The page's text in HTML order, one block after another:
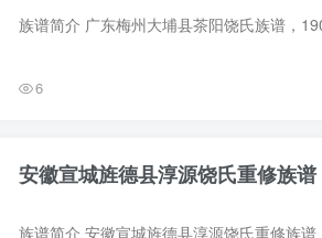
6
安徽宣城旌德县淳源饶氏重修族谱